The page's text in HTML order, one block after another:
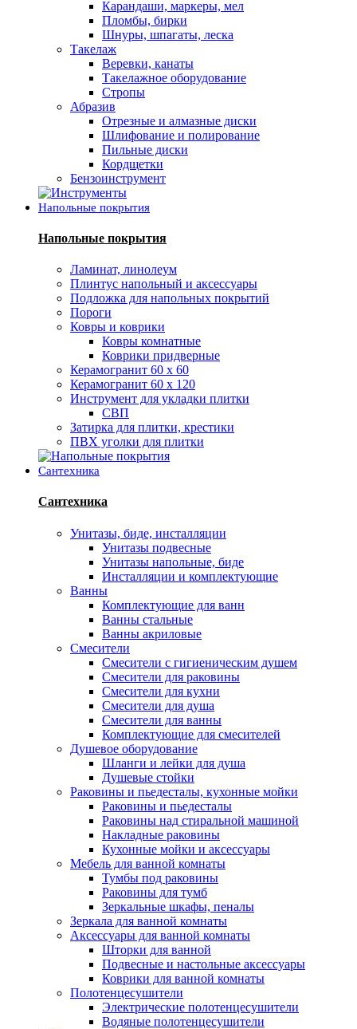
Карандаши, маркеры, мел
Пломбы, бирки
Шнуры, шпагаты, леска
Такелаж
Веревки, канаты
Такелажное оборудование
Стропы
Абразив
Отрезные и алмазные диски
Шлифование и полирование
Пильные диски
Кордщетки
Бензоинструмент
Напольные покрытия
Напольные покрытия
Ламинат, линолеум
Плинтус напольный и аксессуары
Подложка для напольных покрытий
Пороги
Ковры и коврики
Ковры комнатные
Коврики придверные
Керамогранит 60 х 60
Керамогранит 60 х 120
Инструмент для укладки плитки
СВП
Затирка для плитки, крестики
ПВХ уголки для плитки
Сантехника
Сантехника
Унитазы, биде, инсталляции
Унитазы подвесные
Унитазы напольные, биде
Инсталляции и комплектующие
Ванны
Комплектующие для ванн
Ванны стальные
Ванны акриловые
Смесители
Смесители с гигиеническим душем
Смесители для раковины
Смесители для кухни
Смесители для душа
Смесители для ванны
Комплектующие для смесителей
Душевое оборудование
Шланги и лейки для душа
Душевые стойки
Раковины и пьедесталы, кухонные мойки
Раковины и пьедесталы
Раковины над стиральной машиной
Накладные раковины
Кухонные мойки и аксессуары
Мебель для ванной комнаты
Тумбы под раковины
Раковины для тумб
Зеркальные шкафы, пеналы
Зеркала для ванной комнаты
Аксессуары для ванной комнаты
Шторки для ванной
Подвесные и настольные аксессуары
Коврики для ванной комнаты
Полотенцесушители
Электрические полотенцесушители
Водяные полотенцесушители